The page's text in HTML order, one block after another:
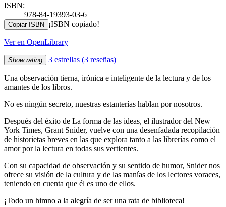
ISBN:
978-84-19393-03-6
Copiar ISBN ¡ISBN copiado!
Ver en OpenLibrary
Show rating 3 estrellas (3 reseñas)
Una observación tierna, irónica e inteligente de la lectura y de los
amantes de los libros.
No es ningún secreto, nuestras estanterías hablan por nosotros.
Después del éxito de La forma de las ideas, el ilustrador del New
York Times, Grant Snider, vuelve con una desenfadada recopilación
de historietas breves en las que explora tanto a las librerías como el
amor por la lectura en todas sus vertientes.
Con su capacidad de observación y su sentido de humor, Snider nos
ofrece su visión de la cultura y de las manías de los lectores voraces,
teniendo en cuenta que él es uno de ellos.
¡Todo un himno a la alegría de ser una rata de biblioteca!